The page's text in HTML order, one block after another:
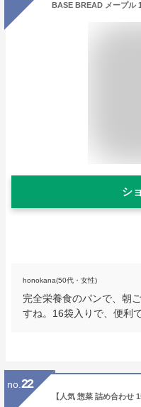
シ
honokana(50代・女性)
完全栄養食のパンで、朝
すね。16袋入りで、便利で
no. 22